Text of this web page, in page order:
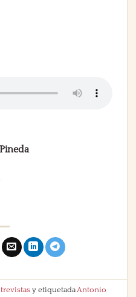
y etiquetadaAntonio